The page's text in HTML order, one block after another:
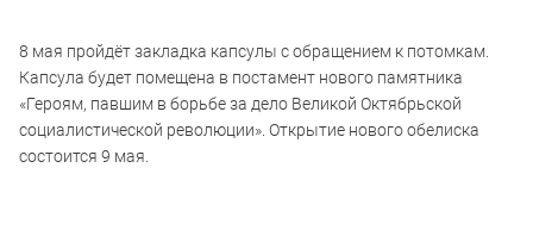
8 мая пройдёт закладка капсулы с обращением к потомкам.
Капсула будет помещена в постамент нового памятника
«Героям, павшим в борьбе за дело Великой Октябрьской
социалистической революции». Открытие нового обелиска
состоится 9 мая.